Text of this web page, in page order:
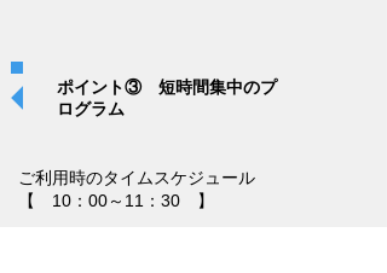
ポイント③ 短時間集中のプ
ログラム
ご利用時のタイムスケジュール
【 10：00～11：30 】